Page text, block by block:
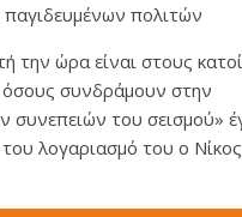
πολιτών
την ώρα είναι στους
όσους συνδράμουν στην
συνεπειών του σεισμού»
λογαριασμό του ο Νίκος